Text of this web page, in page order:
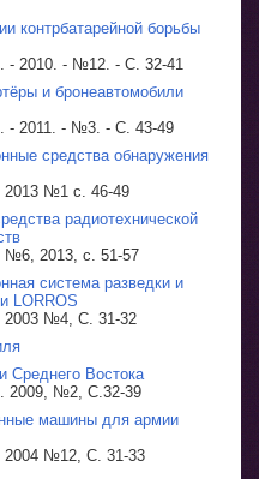
контрбатарейной борьбы
- 2010. - №12. - С. 32-41
и бронеавтомобили
- 2011. - №3. - С. 43-49
средства обнаружения
2013 №1 с. 46-49
радиотехнической
№6, 2013, с. 51-57
система разведки и
LORROS
2003 №4, С. 31-32
Среднего Востока
2009, №2, С.32-39
машины для армии
2004 №12, С. 31-33